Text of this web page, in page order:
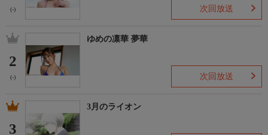
(-) 次回放送
2
(-)
ゆめの凛華 夢華
次回放送
3
3月のライオン